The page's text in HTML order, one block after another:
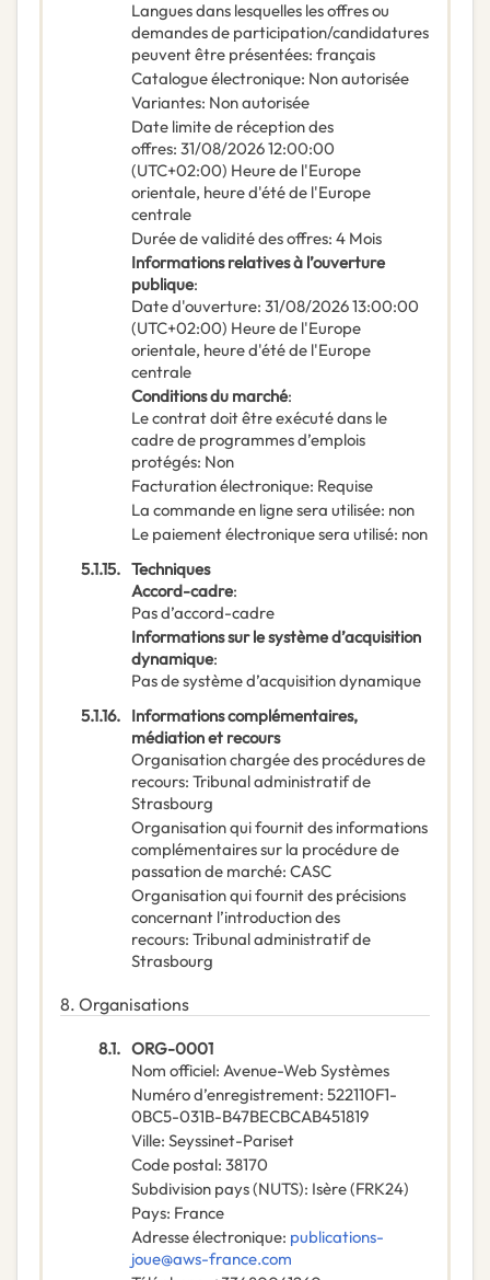
Langues dans lesquelles les offres ou
demandes de participation/candidatures
peuvent être présentées: français
Catalogue électronique: Non autorisée
Variantes: Non autorisée
Date limite de réception des
offres: 31/08/202612:00:00
(UTC+02:00) Heure de l'Europe
orientale, heure d'été de l'Europe
centrale
Durée de validité des offres: 4 Mois
Informations relatives à l’ouverture
publique:
Date d'ouverture: 31/08/202613:00:00
(UTC+02:00) Heure de l'Europe
orientale, heure d'été de l'Europe
centrale
Conditions du marché:
Le contrat doit être exécuté dans le
cadre de programmes d’emplois
protégés: Non
Facturation électronique: Requise
La commande en ligne sera utilisée: non
Le paiement électronique sera utilisé: non
5.1.15. Techniques
Accord-cadre:
Pas d’accord-cadre
Informations sur le système d’acquisition
dynamique:
Pas de système d’acquisition dynamique
5.1.16. Informations complémentaires,
médiation et recours
Organisation chargée des procédures de
recours: Tribunal administratif de
Strasbourg
Organisation qui fournit des informations
complémentaires sur la procédure de
passation de marché: CASC
Organisation qui fournit des précisions
concernant l’introduction des
recours: Tribunal administratif de
Strasbourg
8. Organisations
8.1. ORG-0001
Nom officiel: Avenue-Web Systèmes
Numéro d’enregistrement: 522110F1-
0BC5-031B-B47BECBCAB451819
Ville: Seyssinet-Pariset
Code postal: 38170
Subdivision pays (NUTS): Isère(FRK24)
Pays: France
Adresse électronique: publications-
joue@aws-france.com